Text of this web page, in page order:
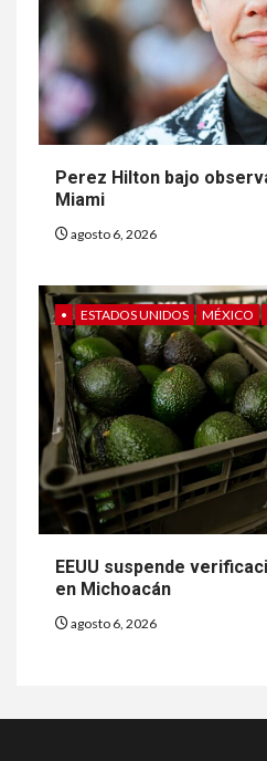
Perez Hilton bajo
Miami
agosto 6, 2026
• ESTADOS UNIDOS MÉXICO
EEUU suspende
en Michoacán
agosto 6, 2026